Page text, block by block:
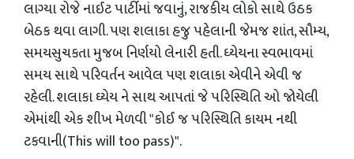
લાગ્યા રોજે નાઈટ પાર્ટીમાં જવાનું, રાજકીય લોકો સાથે ઉઠક
બેઠક થવા લાગી. પણ શલાકા હજુ પહેલાની જેમજ શાંત, સૌમ્ય,
સમયસુચકતા મુજબ નિર્ણયો લેનારી હતી. ધ્યેયના સ્વભાવમાં
સમય સાથે પરિવર્તન આવેલ પણ શલાકા એવીને એવી જ
રહેલી. શલાકા ઘ્યેય ને સાથ આપતાં જે પરિસ્થિતિ ઓ જોયેલી
એમાંથી એક શીખ મેળવી "કોઈ જ પરિસ્થિતિ કાયમ નથી
ટકવાની(This will too pass)".